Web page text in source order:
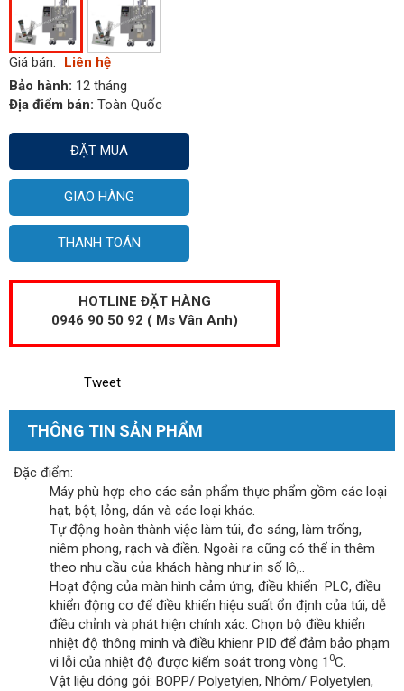
Giá bán:
Liên hệ
Bảo hành: 12 tháng
Địa điểm bán: Toàn Quốc
ĐẶT MUA
GIAO HÀNG
THANH TOÁN
HOTLINE ĐẶT HÀNG
0946 90 50 92 ( Ms Vân Anh)
Tweet
THÔNG TIN SẢN PHẨM
Đặc điểm:
Máy phù hợp cho các sản phẩm thực phẩm gồm các loại
hạt, bột, lỏng, dán và các loại khác.
Tự động hoàn thành việc làm túi, đo sáng, làm trống,
niêm phong, rạch và điền. Ngoài ra cũng có thể in thêm
theo nhu cầu của khách hàng như in số lô,..
Hoạt động của màn hình cảm ứng, điều khiển PLC, điều
khiển động cơ để điều khiển hiệu suất ổn định của túi, dễ
điều chỉnh và phát hiện chính xác. Chọn bộ điều khiển
nhiệt độ thông minh và điều khienr PID để đảm bảo phạm
vi lỗi của nhiệt độ được kiểm soát trong vòng 1 0C.
Vật liệu đóng gói: BOPP/ Polyetylen, Nhôm/ Polyetylen,